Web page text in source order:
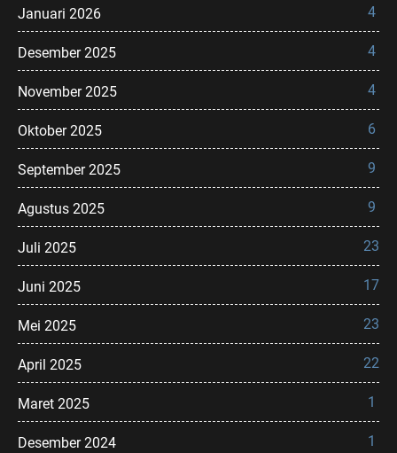
Januari 2026 4
Desember 2025 4
November 2025 4
Oktober 2025 6
September 2025 9
Agustus 2025 9
Juli 2025 23
Juni 2025 17
Mei 2025 23
April 2025 22
Maret 2025 1
Desember 2024 1